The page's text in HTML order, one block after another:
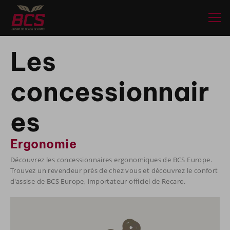
Les
concessionnair
es
Ergonomie
Découvrez les concessionnaires ergonomiques de BCS Europe.
Trouvez un revendeur près de chez vous et découvrez le confort
d'assise de BCS Europe, importateur officiel de Recaro.